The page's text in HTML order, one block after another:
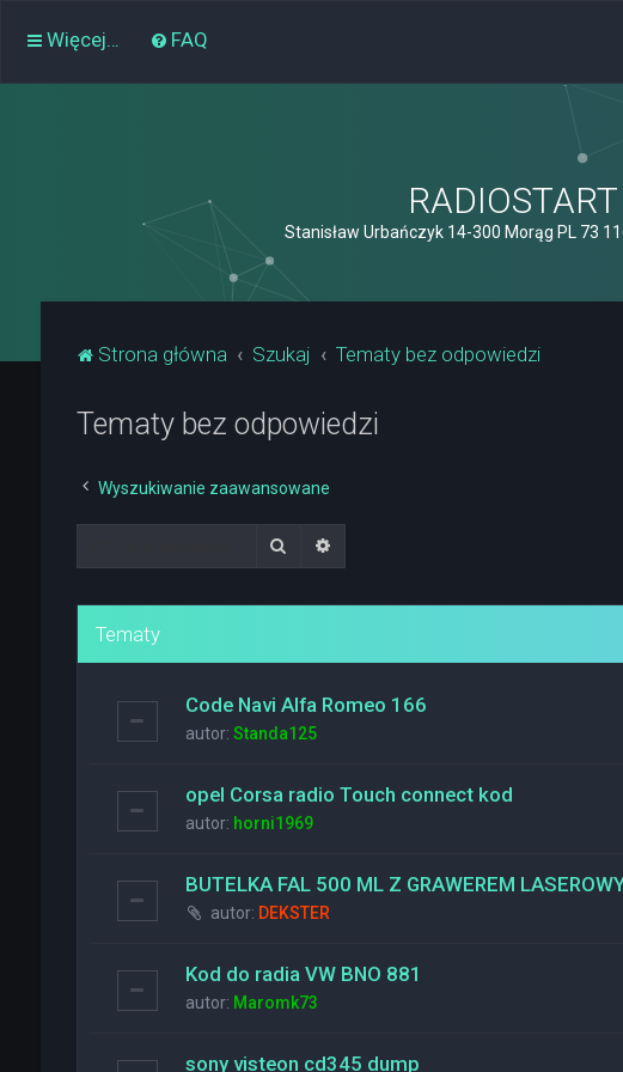
Więcej… FAQ
Stanisław Urbańczyk 14-300 Morąg PL 73
Strona główna Szukaj Tematy bez odpowiedzi
Tematy bez odpowiedzi
Wyszukiwanie zaawansowane
Szukaj
Tematy
Code Navi Alfa Romeo 166
autor: Standa125
opel Corsa radio Touch connect kod
autor: horni1969
BUTELKA FAL 500 ML Z GRAWEREM
autor: DEKSTER
Kod do radia VW BNO 881
autor: Maromk73
sony visteon cd345 dump